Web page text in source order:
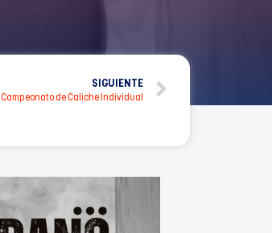
SIGUIENTE
Campeonato de Caliche Individual